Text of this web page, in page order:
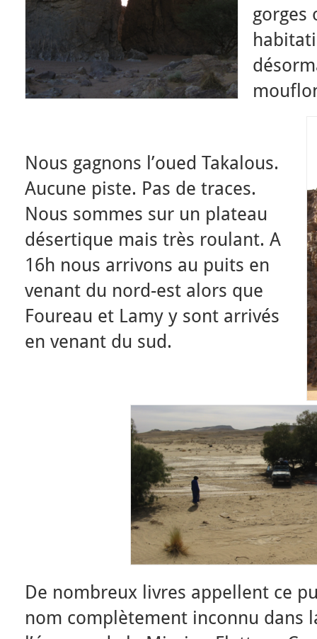
gorges
Nous gagnons l’oued Takalous.
Aucune piste. Pas de traces.
Nous sommes sur un plateau
désertique mais très roulant. A
16h nous arrivons au puits en
venant du nord-est alors que
Foureau et Lamy y sont arrivés
en venant du sud.
De nombreux livres appellent ce
nom complètement inconnu dans